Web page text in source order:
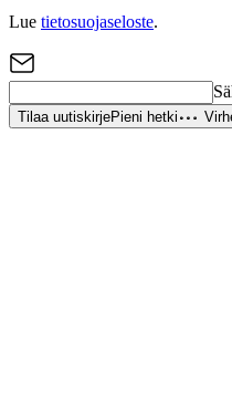
Lue tietosuojaseloste.
Tilaa uutiskirjePieni hetki